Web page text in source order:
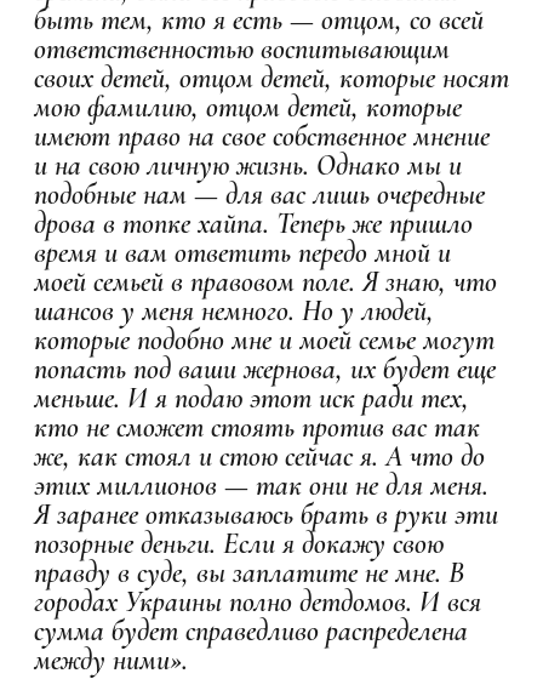
быть тем, кто я есть — отцом, со всей
ответственностью воспитывающим
своих детей, отцом детей, которые носят
мою фамилию, отцом детей, которые
имеют право на свое собственное мнение
и на свою личную жизнь. Однако мы и
подобные нам — для вас лишь очередные
дрова в топке хайпа. Теперь же пришло
время и вам ответить передо мной и
моей семьей в правовом поле. Я знаю, что
шансов у меня немного. Но у людей,
которые подобно мне и моей семье могут
попасть под ваши жернова, их будет еще
меньше. И я подаю этот иск ради тех,
кто не сможет стоять против вас так
же, как стоял и стою сейчас я. А что до
этих миллионов — так они не для меня.
Я заранее отказываюсь брать в руки эти
позорные деньги. Если я докажу свою
правду в суде, вы заплатите не мне. В
городах Украины полно детдомов. И вся
сумма будет справедливо распределена
между ними».